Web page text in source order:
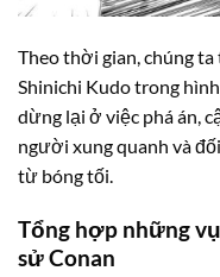
Theo thời gian, chúng
Shinichi Kudo trong
dừng lại ở việc phá án,
người xung quanh và
từ bóng tối.
Tổng hợp những
sử Conan